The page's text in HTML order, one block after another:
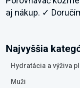
aj nákup. ✓
Najvyššia
Hydratácia a výživa
Muži